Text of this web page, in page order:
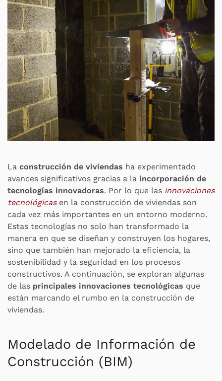
La construcción de viviendas ha experimentado
avances significativos gracias a la incorporación de
tecnologías innovadoras. Por lo que las innovaciones
tecnológicasen la construcción de viviendas son
cada vez más importantes en un entorno moderno.
Estas tecnologías no solo han transformado la
manera en que se diseñan y construyen los hogares,
sino que también han mejorado la eficiencia, la
sostenibilidad y la seguridad en los procesos
constructivos. A continuación, se exploran algunas
de las principales innovaciones tecnológicas que
están marcando el rumbo en la construcción de
viviendas.
Modelado de Información de
Construcción (BIM)